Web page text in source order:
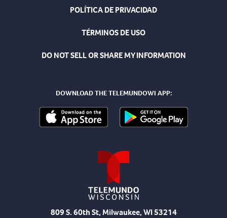
POLÍTICA DE PRIVACIDAD
TÉRMINOS DE USO
DO NOT SELL OR SHARE MY INFORMATION
DOWNLOAD THE TELEMUNDOWI APP:
809 S. 60th St, Milwaukee, WI 53214